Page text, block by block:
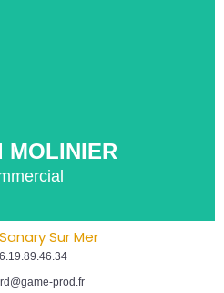
MOLINIER
Sur Mer
prod.fr